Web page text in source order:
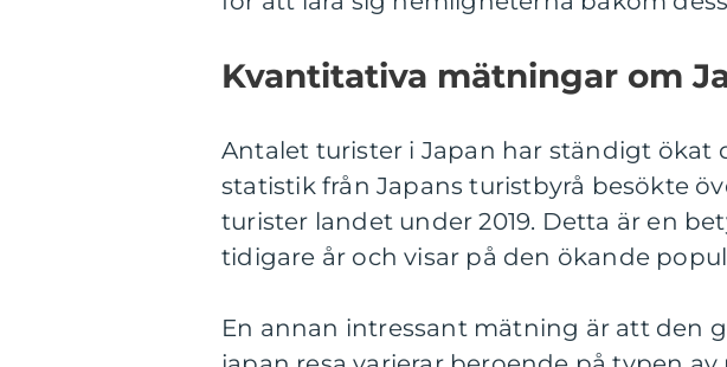
Kvantitativa mätningar om
Antalet turister i Japan har ständigt ökat
statistik från Japans turistbyrå besökte
turister landet under 2019. Detta är en
tidigare år och visar på den ökande
En annan intressant mätning är att den